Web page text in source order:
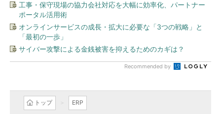
工事・保守現場の協力会社対応を大幅に効率化、パートナー
ポータル活用術
オンラインサービスの成長・拡大に必要な「3つの戦略」と
「最初の一歩」
サイバー攻撃による金銭被害を抑えるためのカギは？
Recommended by
トップ ERP